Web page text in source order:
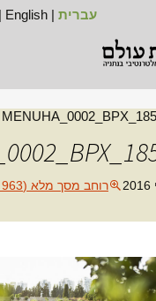
| English | עברית
רוחב מסך מלא (963 × 302)